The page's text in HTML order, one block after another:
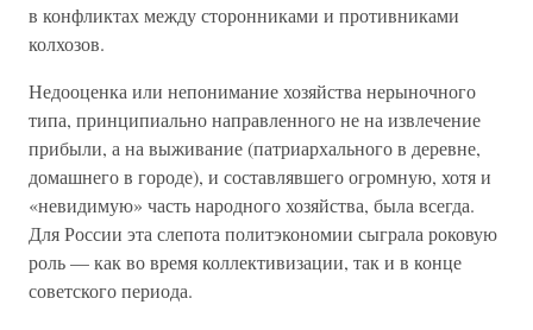
в конфликтах между сторонниками и противниками
колхозов.
Недооценка или непонимание хозяйства нерыночного
типа, принципиально направленного не на извлечение
прибыли, а на выживание (патриархального в деревне,
домашнего в городе), и составлявшего огромную, хотя и
«невидимую» часть народного хозяйства, была всегда.
Для России эта слепота политэкономии сыграла роковую
роль — как во время коллективизации, так и в конце
советского периода.